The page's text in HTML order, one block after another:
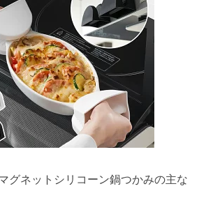
グネットシリコーン鍋つかみの主な